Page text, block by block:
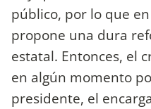
público, por lo que
propone una dura
estatal. Entonces, el
en algún momento
presidente, el